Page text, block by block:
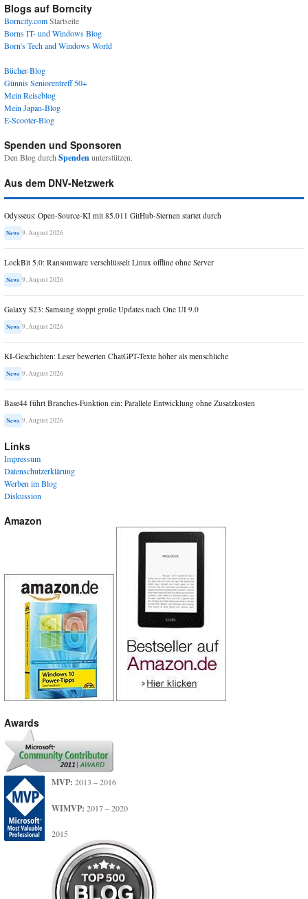
Blogs auf Borncity
Borncity.comStartseite
Borns IT- und Windows Blog
Born's Tech and Windows World
Bücher-Blog
Günnis Seniorentreff 50+
Mein Reiseblog
Mein Japan-Blog
E-Scooter-Blog
Spenden und Sponsoren
Den Blog durch Spendenunterstützen.
Aus dem DNV-Netzwerk
Odysseus: Open-Source-KI mit 85.011 GitHub-Sternen startet durch
News 9. August 2026
LockBit 5.0: Ransomware verschlüsselt Linux offline ohne Server
News 9. August 2026
Galaxy S23: Samsung stoppt große Updates nach One UI 9.0
News 9. August 2026
KI-Geschichten: Leser bewerten ChatGPT-Texte höher als menschliche
News 9. August 2026
Base44 führt Branches-Funktion ein: Parallele Entwicklung ohne Zusatzkosten
News 9. August 2026
Links
Impressum
Datenschutzerklärung
Werben im Blog
Diskussion
Amazon
Awards
MVP: 2013 – 2016
WIMVP: 2017 – 2020
2015